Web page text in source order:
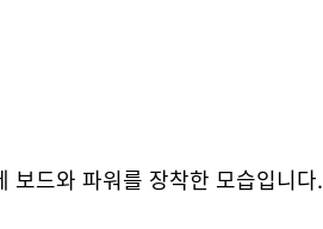
보드와 파워를 장착한 모습입니다.